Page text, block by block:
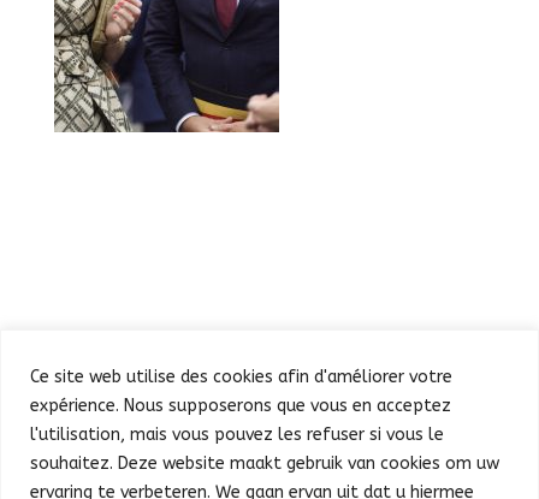
Ce site web utilise des cookies afin d'améliorer votre
expérience. Nous supposerons que vous en acceptez
l'utilisation, mais vous pouvez les refuser si vous le
souhaitez. Deze website maakt gebruik van cookies om uw
ervaring te verbeteren. We gaan ervan uit dat u hiermee
Defilé
Feest in de Warande